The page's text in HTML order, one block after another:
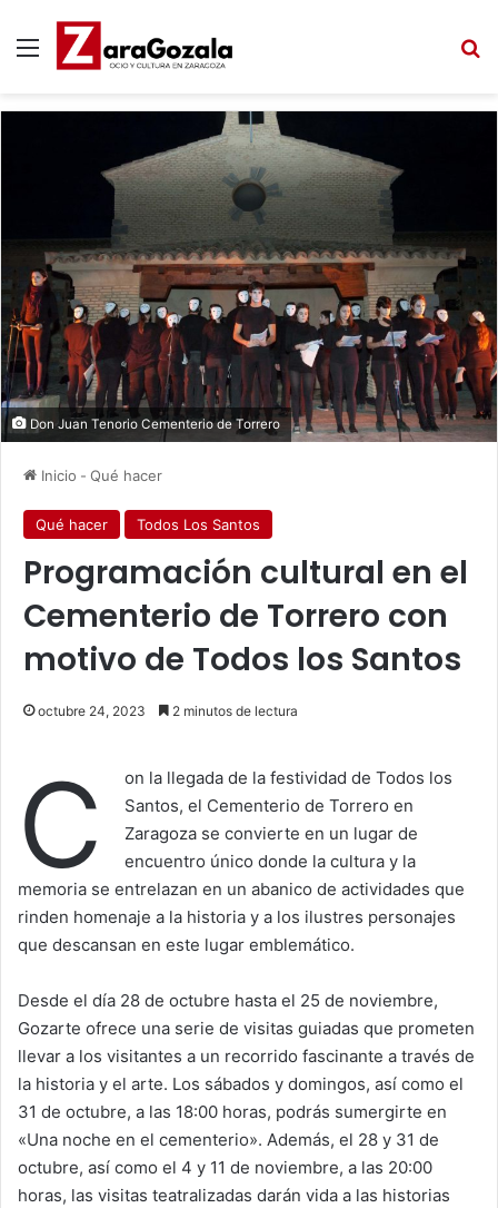
Menú
Don Juan Tenorio Cementerio de Torrero
Inicio - Qué hacer
Qué hacer Todos Los Santos
Programación cultural en el
Cementerio de Torrero con
motivo de Todos los Santos
octubre 24, 2023 2 minutos de lectura
C
on la llegada de la festividad de Todos los
Santos, el Cementerio de Torrero en
Zaragoza se convierte en un lugar de
encuentro único donde la cultura y la
memoria se entrelazan en un abanico de actividades que
rinden homenaje a la historia y a los ilustres personajes
que descansan en este lugar emblemático.
Desde el día 28 de octubre hasta el 25 de noviembre,
Gozarte ofrece una serie de visitas guiadas que prometen
llevar a los visitantes a un recorrido fascinante a través de
la historia y el arte. Los sábados y domingos, así como el
31 de octubre, a las 18:00 horas, podrás sumergirte en
«Una noche en el cementerio». Además, el 28 y 31 de
octubre, así como el 4 y 11 de noviembre, a las 20:00
horas, las visitas teatralizadas darán vida a las historias